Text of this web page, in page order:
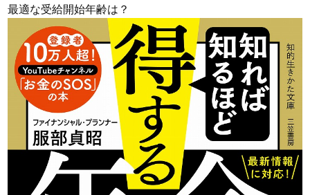
最適な受給開始年齢は？